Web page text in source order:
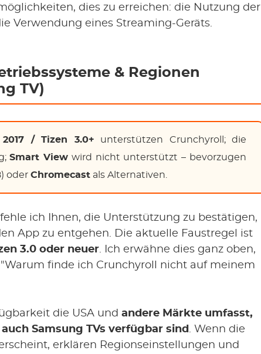
dies zu erreichen: die Nutzung der
Verwendung eines Streaming-Geräts.
& Regionen
TV)
2017 / Tizen 3.0+ unterstützen Crunchyroll; die
Smart View wird nicht unterstützt – bevorzugen
oder Chromecast als Alternativen.
ich Ihnen, die Unterstützung zu bestätigen,
App zu entgehen. Die aktuelle Faustregel ist
3.0 oder neuer. Ich erwähne dies ganz oben,
finde ich Crunchyroll nicht auf meinem
die USA und andere Märkte umfasst,
Samsung TVs verfügbar sind . Wenn die
erklären Regionseinstellungen und